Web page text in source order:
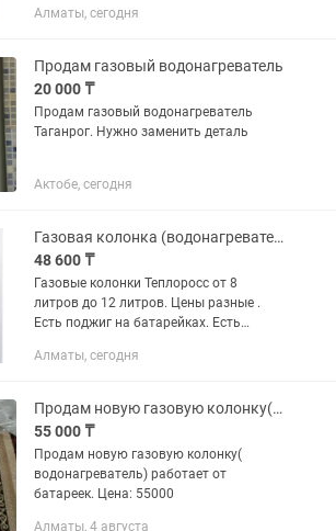
качественно всегда . Состояние
отличное все описание в фото есть
переездом самовывоз горный гигант
более...
Алматы, сегодня
Продам газовый водонагреватель
20 000 ₸
Продам газовый водонагреватель
Таганрог. Нужно заменить деталь
Актобе, сегодня
Газовая колонка (водонагреватель) Teploross
48 600 ₸
Газовые колонки Теплоросс от 8
литров до 12 литров. Цены разные .
Есть поджиг на батарейках. Есть
комплектуются дымоходом.
батареек,...
Алматы, сегодня
Продам новую газовую колонку( водонагреватель) работает от батареек
55 000 ₸
Продам новую газовую колонку(
водонагреватель) работает от
батареек. Цена: 55000
Алматы, 4 августа